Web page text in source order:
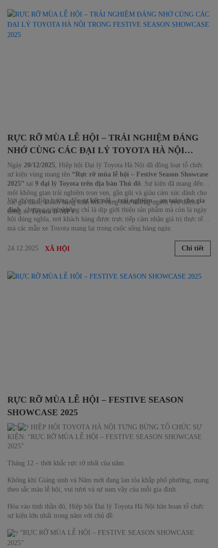
RỰC RỠ MÙA LỄ HỘI – TRẢI NGHIỆM ĐÁNG
NHỚ CÙNG CÁC ĐẠI LÝ TOYOTA HÀ NỘI
TRONG FESTIVE SEASON SHOWCASE 2025
Ngày 20/12/2025, Hiệp hội Đại lý Toyota Hà Nội đã đồng loạt tổ chức
sự kiện vùng mang tên “Rực rỡ mùa lễ hội – Festive Season Showcase
2025” tại 9 đại lý Toyota trên địa bàn Thủ đô. Sự kiện đã mang đến
một không gian trải nghiệm trọn vẹn, gần gũi và giàu cảm xúc dành cho
các gia đình, khách hàng thân thiết cũng như những người yêu thích
dòng xeToyota B-MPV.
Với thông điệp hướng đếnsự kết nối – trải nghiệm – an toàn cho gia
đình, chương trình không chỉ là dịp giới thiệu sản phẩm mà còn là ngày
hội đúng nghĩa, nơi khách hàng được trực tiếp cảm nhận giá trị thực tế
mà các mẫu xe Toyota mang lại trong cuộc sống hàng ngày.
24.12.2025 XÃ HỘI Chi tiết
RỰC RỠ MÙA LỄ HỘI – FESTIVE SEASON
SHOWCASE 2025
HIỆP HỘI TOYOTA HÀ NỘI TƯNG BỪNG TỔ CHỨC SỰ
KIỆN: “RỰC RỠ MÙA LỄ HỘI – FESTIVE SEASON SHOWCASE
2025”
Tháng 12 – thời khắc rực rỡ nhất của năm.
Không khí Giáng sinh và Năm mới đang lan tỏa khắp phố phường, mang
theo sắc màu lễ hội, vui tươi và sự sum vầy của mỗi gia đình.
Hòa vào tinh thần đó, Hiệp hội Đại lý Toyota Hà Nội hân hoan tổ chức
sự kiện lớn nhất trong năm với chủ đề:
“RỰC RỠ MÙA LỄ HỘI – FESTIVE SEASON SHOWCASE
2025”